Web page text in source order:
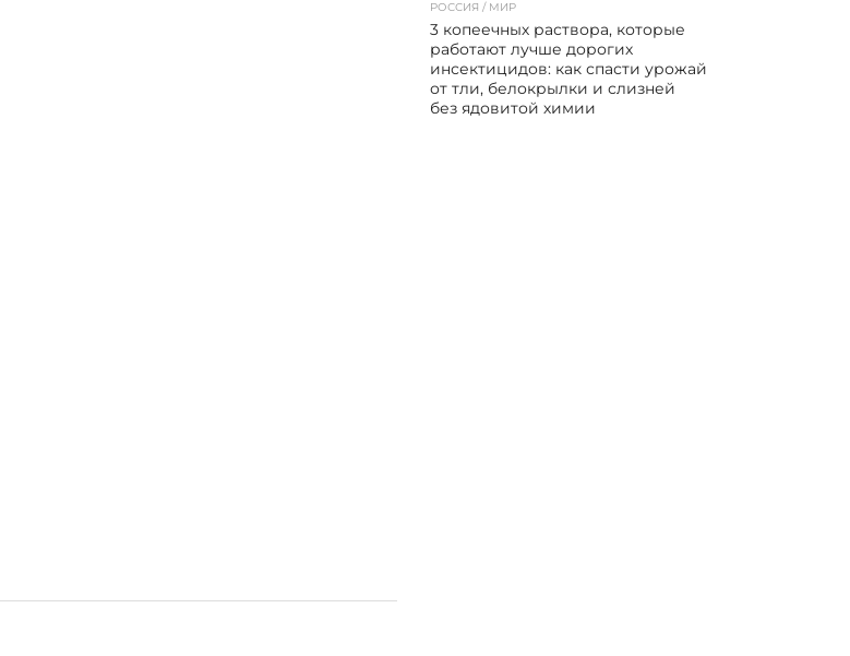
РОССИЯ / МИР
3 копеечных раствора, которые
работают лучше дорогих
инсектицидов: как спасти урожай
от тли, белокрылки и слизней
без ядовитой химии